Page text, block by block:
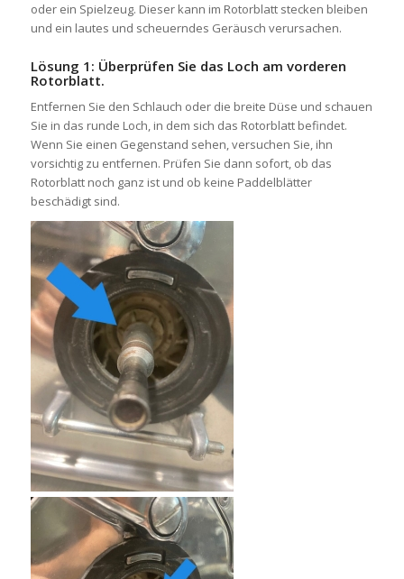
oder ein Spielzeug. Dieser kann im Rotorblatt stecken bleiben
und ein lautes und scheuerndes Geräusch verursachen.
Lösung 1: Überprüfen Sie das Loch am vorderen
Rotorblatt.
Entfernen Sie den Schlauch oder die breite Düse und schauen
Sie in das runde Loch, in dem sich das Rotorblatt befindet.
Wenn Sie einen Gegenstand sehen, versuchen Sie, ihn
vorsichtig zu entfernen. Prüfen Sie dann sofort, ob das
Rotorblatt noch ganz ist und ob keine Paddelblätter
beschädigt sind.